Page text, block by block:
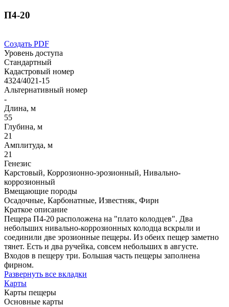
П4-20
Создать PDF
Уровень доступа
Стандартный
Кадастровый номер
4324/4021-15
Альтернативный номер
-
Длина, м
55
Глубина, м
21
Амплитуда, м
21
Генезис
Карстовый, Коррозионно-эрозионный, Нивально-
коррозионный
Вмещающие породы
Осадочные, Карбонатные, Известняк, Фирн
Краткое описание
Пещера П4-20 расположена на "плато колодцев". Два
небольших нивально-коррозионных колодца вскрыли и
соединили две эрозионные пещеры. Из обеих пещер заметно
тянет. Есть и два ручейка, совсем небольших в августе.
Входов в пещеру три. Большая часть пещеры заполнена
фирном.
Развернуть все вкладки
Карты
Карты пещеры
Основные карты